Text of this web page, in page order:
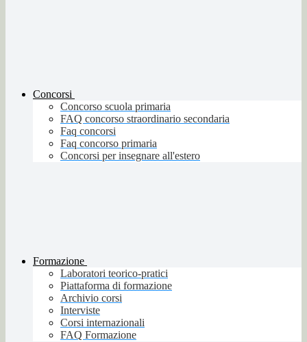
Concorsi
Concorso scuola primaria
FAQ concorso straordinario secondaria
Faq concorsi
Faq concorso primaria
Concorsi per insegnare all'estero
Formazione
Laboratori teorico-pratici
Piattaforma di formazione
Archivio corsi
Interviste
Corsi internazionali
FAQ Formazione